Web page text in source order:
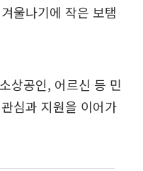
울나기에 작은 보탬
상공인, 어르신 등 민
심과 지원을 이어가